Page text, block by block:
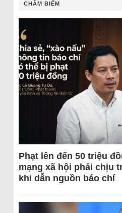
CHÂM BIẾM
Phạt lên đến 50 triệu
mạng xã hội phải chịu
khi dẫn nguồn báo chí